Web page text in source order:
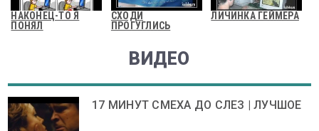
НАКОНЕЦ-ТО Я
ПОНЯЛ
СХОДИ
ПРОГУГЛИСЬ
ЛИЧИНКА ГЕЙМЕРА
ВИДЕО
17 МИНУТ СМЕХА ДО СЛЕЗ | ЛУЧШОЕ